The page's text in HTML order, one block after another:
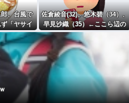
、台風で
「ヤサイ
提供
佐倉綾音(32)、悠木碧（34）、
早見沙織（35）←ここら辺の
独身ベテラン声優ｗｗｗ